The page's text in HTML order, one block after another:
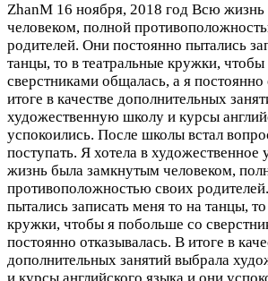
ZhanM 16 ноября, 2018 год Всю жизнь
человеком, полной
родителей. Они постоянно пытались
танцы, то в театральные кружки,
сверстниками общалась, а я постоянно
итоге в качестве дополнительных
художественную школу и курсы
успокоились. После школы встал
поступать. Я хотела в
жизнь была замкнутым человеком,
противоположностью своих
пытались записать меня то на танцы,
кружки, чтобы я побольше со
постоянно отказывалась. В итоге в
дополнительных занятий выбрала